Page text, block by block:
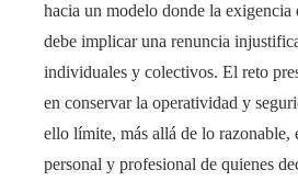
hacia un modelo donde la
debe implicar una renuncia
individuales y colectivos. El reto
en conservar la operatividad y
ello límite, más allá de lo razonable,
personal y profesional de quienes